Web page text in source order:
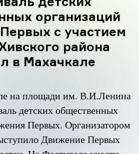
организаций
с участием
района
в Махачкале
на площади им. В.И.Ленина
детских общественных
Первых. Организатором
Движение Первых